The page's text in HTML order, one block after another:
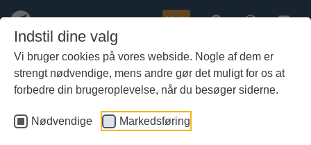
Indstil dine valg
Vi bruger cookies på vores webside. Nogle af dem er
strengt nødvendige, mens andre gør det muligt for os at
forbedre din brugeroplevelse, når du besøger siderne.
Nødvendige Markedsføring
indhold
Køb
18. juli 2017: OTTAR har startet
påhængsmotoren. Kurs mod
Lynæs